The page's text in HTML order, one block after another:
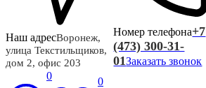
Наш адресВоронеж,
улица Текстильщиков,
дом 2, офис 203
Номер телефона+7
(473) 300-31-
01Заказать звонок
0 0